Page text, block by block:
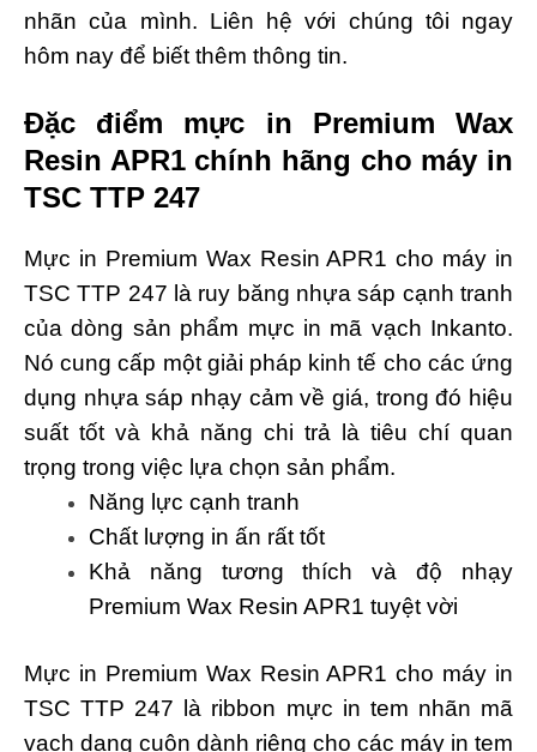
nhãn của mình. Liên hệ với chúng tôi ngay
hôm nay để biết thêm thông tin.
Đặc điểm mực in Premium Wax
Resin APR1 chính hãng cho máy in
TSC TTP 247
Mực in Premium Wax Resin APR1 cho máy in
TSC TTP 247 là ruy băng nhựa sáp cạnh tranh
của dòng sản phẩm mực in mã vạch Inkanto.
Nó cung cấp một giải pháp kinh tế cho các ứng
dụng nhựa sáp nhạy cảm về giá, trong đó hiệu
suất tốt và khả năng chi trả là tiêu chí quan
trọng trong việc lựa chọn sản phẩm.
Năng lực cạnh tranh
Chất lượng in ấn rất tốt
Khả năng tương thích và độ nhạy
Premium Wax Resin APR1 tuyệt vời
Mực in Premium Wax Resin APR1 cho máy in
TSC TTP 247 là ribbon mực in tem nhãn mã
vạch dạng cuộn dành riêng cho các máy in tem